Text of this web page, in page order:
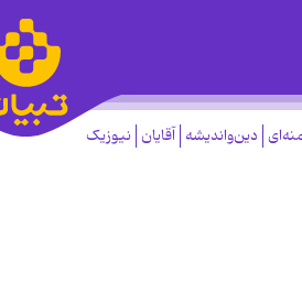
دین‌واندیشه آقایان نیوزیک